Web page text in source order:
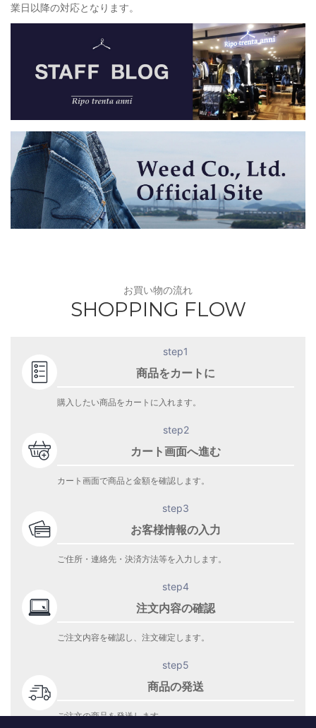
業日以降の対応となります。
お買い物の流れ
SHOPPING FLOW
step1
商品をカートに
購入したい商品をカートに入れます。
step2
カート画面へ進む
カート画面で商品と金額を確認します。
step3
お客様情報の入力
ご住所・連絡先・決済方法等を入力します。
step4
注文内容の確認
ご注文内容を確認し、注文確定します。
step5
商品の発送
ご注文の商品を発送します。